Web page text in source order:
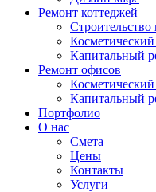
Ремонт коттеджей
Строительство
Капитальный
Ремонт офисов
Капитальный
Портфолио
О нас
Смета
Цены
Контакты
Услуги